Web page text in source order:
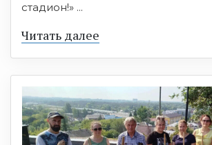
стадион!» ...
Читать далее